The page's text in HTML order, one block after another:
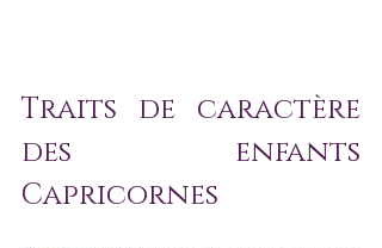
Traits de caractère
des enfants
Capricornes